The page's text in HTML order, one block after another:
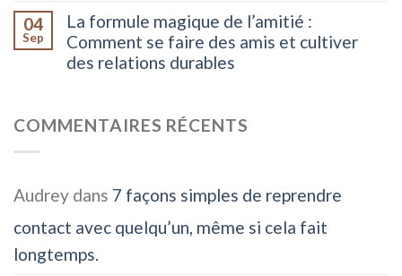
04
Sep
La formule magique de l’amitié :
Comment se faire des amis et cultiver
des relations durables
COMMENTAIRES RÉCENTS
Audrey dans 7 façons simples de reprendre
contact avec quelqu’un, même si cela fait
longtemps.